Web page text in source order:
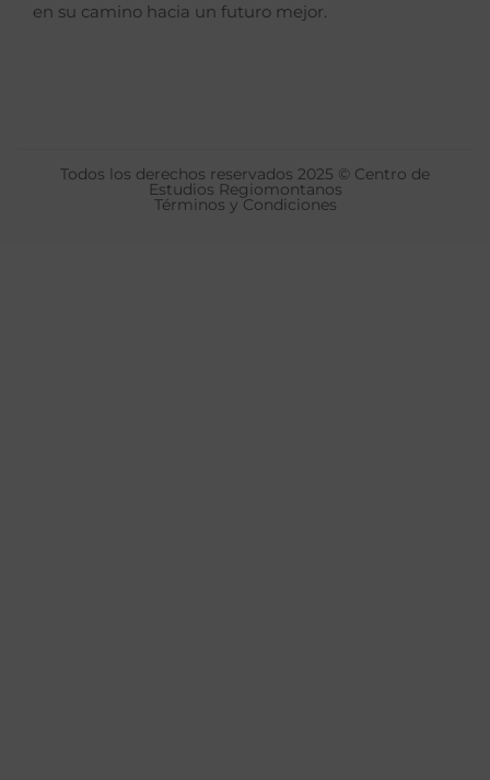
en su camino hacia un futuro mejor.
Todos los derechos reservados 2025 © Centro de
Estudios Regiomontanos
Términos y Condiciones